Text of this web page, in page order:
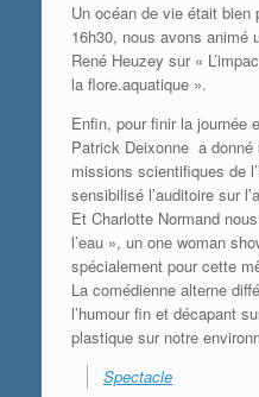
Un océan de vie était
16h30, nous avons animé
René Heuzey sur «
la flore.aquatique ».
Enfin, pour finir la journée
Patrick Deixonne a donné
missions scientifiques de
sensibilisé l’auditoire sur
Et Charlotte Normand
l’eau », un one woman
spécialement pour cette
La comédienne alterne
l’humour fin et décapant
plastique sur notre
Spectacle